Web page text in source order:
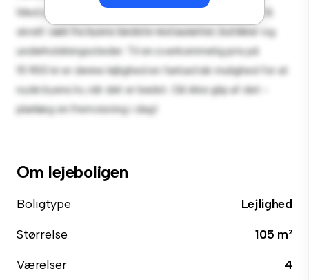
Med sin førsteklasses beliggenhed vil du være kun få
skridt væk fra byens bedste restauranter, butikker og
underholdningssteder. Til en overkommelig pris på
15.900 kr er denne lejlighed en fantastisk mulighed for at
nyde byens liv, når det er bedst. Gå ikke glip af det -
planlæg en fremvisning i dag!
Om lejeboligen
Boligtype
Lejlighed
Størrelse
105 m²
Værelser
4